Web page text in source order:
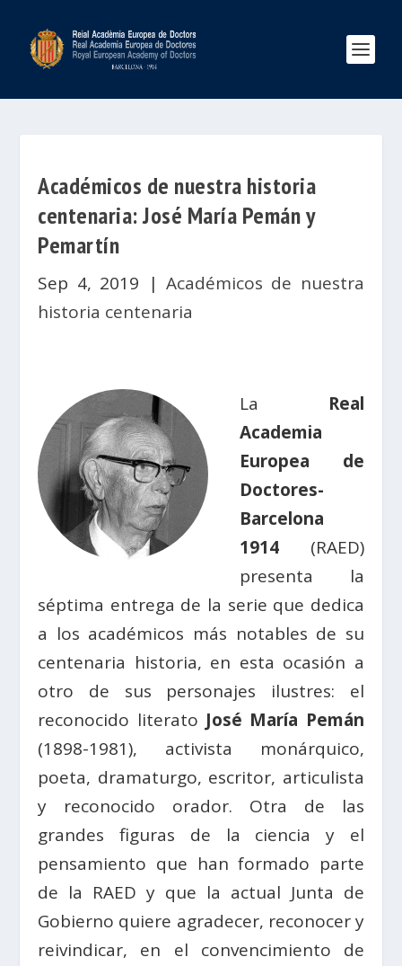
Académicos de nuestra historia
centenaria: José María Pemán y
Pemartín
Sep 4, 2019 | Académicos de nuestra
historia centenaria
La Real
Academia
Europea de
Doctores-
Barcelona
1914 (RAED)
presenta la
séptima entrega de la serie que dedica
a los académicos más notables de su
centenaria historia, en esta ocasión a
otro de sus personajes ilustres: el
reconocido literato José María Pemán
(1898-1981), activista monárquico,
poeta, dramaturgo, escritor, articulista
y reconocido orador. Otra de las
grandes figuras de la ciencia y el
pensamiento que han formado parte
de la RAED y que la actual Junta de
Gobierno quiere agradecer, reconocer y
reivindicar, en el convencimiento de